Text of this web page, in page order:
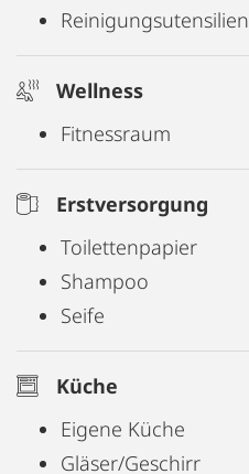
Reinigungsutensilien
Wellness
Fitnessraum
Erstversorgung
Toilettenpapier
Shampoo
Seife
Küche
Eigene Küche
Gläser/Geschirr